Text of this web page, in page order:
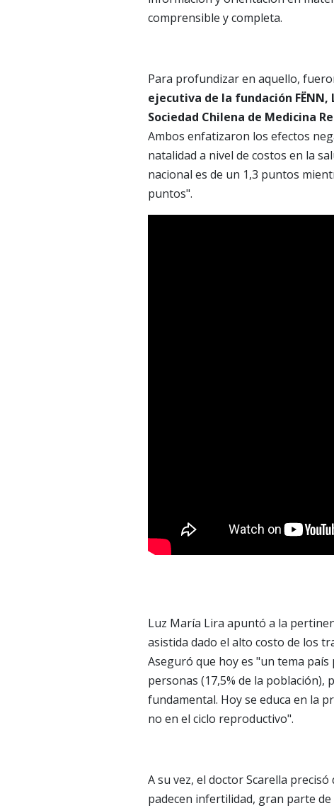
comprensible y completa.
Para profundizar en aquello,
ejecutiva de la fundación
Sociedad Chilena de Medicina
Ambos enfatizaron los efectos
natalidad a nivel de costos en la
nacional es de un 1,3 puntos
puntos".
Luz María Lira apuntó a la
asistida dado el alto costo de los
Aseguró que hoy es "un tema país
personas (17,5% de la población),
fundamental. Hoy se educa en la
no en el ciclo reproductivo".
A su vez, el doctor Scarella
padecen infertilidad, gran parte